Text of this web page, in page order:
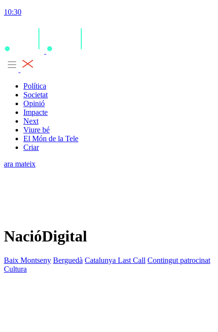
10:30
Política
Societat
Opinió
Impacte
Next
Viure bé
El Món de la Tele
Criar
ara mateix
NacióDigital
Baix Montseny Berguedà Catalunya Last Call Contingut patrocinat
Cultura